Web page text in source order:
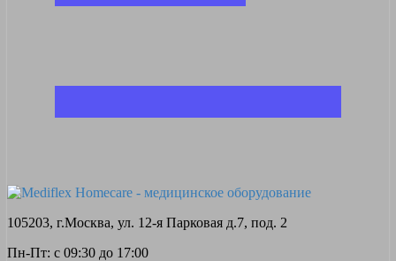
105203, г.Москва, ул. 12-я Парковая д.7, под. 2
Пн-Пт: с 09:30 до 17:00